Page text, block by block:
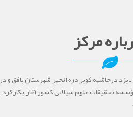
مرکز
آبزیان آب های شور در کیلومتر 10 جاده بافق ـ یزد درحاشیه کویر دره
مستقل تابعه مؤسسه تحقیقات علوم شیلاتی کشور آغاز